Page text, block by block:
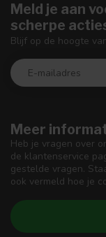
Meer
Heb je vragen over
de klantenservice
gestelde vragen.
ook vermeld hoe je
Meld je aan
scherpe
Blijf op de hoogte